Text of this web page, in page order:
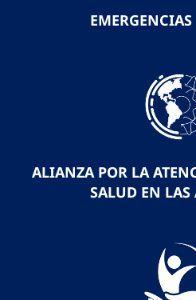
ALIANZA POR LA
SALUD EN LAS